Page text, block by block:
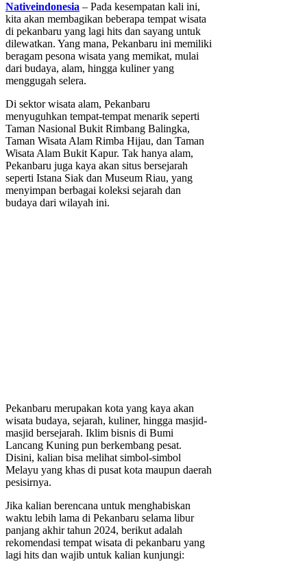
Nativeindonesia – Pada kesempatan kali ini,
kita akan membagikan beberapa tempat wisata
di pekanbaru yang lagi hits dan sayang untuk
dilewatkan. Yang mana, Pekanbaru ini memiliki
beragam pesona wisata yang memikat, mulai
dari budaya, alam, hingga kuliner yang
menggugah selera.
Di sektor wisata alam, Pekanbaru
menyuguhkan tempat-tempat menarik seperti
Taman Nasional Bukit Rimbang Balingka,
Taman Wisata Alam Rimba Hijau, dan Taman
Wisata Alam Bukit Kapur. Tak hanya alam,
Pekanbaru juga kaya akan situs bersejarah
seperti Istana Siak dan Museum Riau, yang
menyimpan berbagai koleksi sejarah dan
budaya dari wilayah ini.
Pekanbaru merupakan kota yang kaya akan
wisata budaya, sejarah, kuliner, hingga masjid-
masjid bersejarah. Iklim bisnis di Bumi
Lancang Kuning pun berkembang pesat.
Disini, kalian bisa melihat simbol-simbol
Melayu yang khas di pusat kota maupun daerah
pesisirnya.
Jika kalian berencana untuk menghabiskan
waktu lebih lama di Pekanbaru selama libur
panjang akhir tahun 2024, berikut adalah
rekomendasi tempat wisata di pekanbaru yang
lagi hits dan wajib untuk kalian kunjungi: